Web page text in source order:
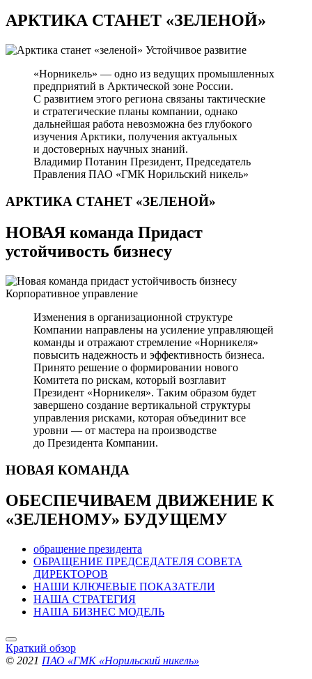
АРКТИКА СТАНЕТ «ЗЕЛЕНОЙ»
Устойчивое развитие
«Норникель» — одно из ведущих промышленных
предприятий в Арктической зоне России.
С развитием этого региона связаны тактические
и стратегические планы компании, однако
дальнейшая работа невозможна без глубокого
изучения Арктики, получения актуальных
и достоверных научных знаний.
Владимир Потанин Президент, Председатель
Правления ПАО «ГМК Норильский никель»
АРКТИКА СТАНЕТ «ЗЕЛЕНОЙ»
НОВАЯ команда Придаст
устойчивость бизнесу
Корпоративное управление
Изменения в организационной структуре
Компании направлены на усиление управляющей
команды и отражают стремление «Норникеля»
повысить надежность и эффективность бизнеса.
Принято решение о формировании нового
Комитета по рискам, который возглавит
Президент «Норникеля». Таким образом будет
завершено создание вертикальной структуры
управления рисками, которая объединит все
уровни — от мастера на производстве
до Президента Компании.
НОВАЯ КОМАНДА
ОБЕСПЕЧИВАЕМ ДВИЖЕНИЕ К
«ЗЕЛЕНОМУ» БУДУЩЕМУ
обращение президента
ОБРАЩЕНИЕ ПРЕДСЕДАТЕЛЯ СОВЕТА
ДИРЕКТОРОВ
НАШИ КЛЮЧЕВЫЕ ПОКАЗАТЕЛИ
НАША СТРАТЕГИЯ
НАША БИЗНЕС МОДЕЛЬ
Краткий обзор
© 2021 ПАО «ГМК «Норильский никель»